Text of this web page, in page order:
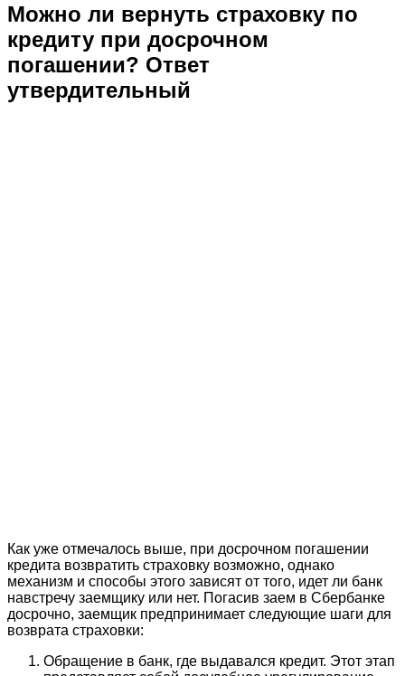
Можно ли вернуть страховку по
кредиту при досрочном
погашении? Ответ
утвердительный
Как уже отмечалось выше, при досрочном погашении
кредита возвратить страховку возможно, однако
механизм и способы этого зависят от того, идет ли банк
навстречу заемщику или нет. Погасив заем в Сбербанке
досрочно, заемщик предпринимает следующие шаги для
возврата страховки:
Обращение в банк, где выдавался кредит. Этот этап